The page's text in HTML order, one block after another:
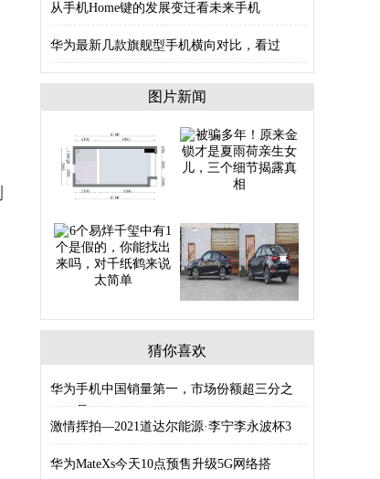
从手机Home键的发展变迁看未来手机
华为最新几款旗舰型手机横向对比，看过
图片新闻
猜你喜欢
华为手机中国销量第一，市场份额超三分之
一，是
激情挥拍—2021道达尔能源·李宁李永波杯3
华为MateXs今天10点预售升级5G网络搭